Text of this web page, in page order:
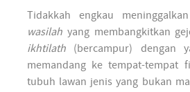
Tidakkah engkau
wasilah yang membangkitkan
ikhtilath (bercampur) dengan
memandang ke tempat-tempat
tubuh lawan jenis yang bukan